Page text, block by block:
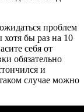
проблем
бы раз на 10
себя от
обязательно
и
случае можно